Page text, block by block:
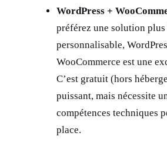
WordPress +
préférez une solution
personnalisable,
WooCommerce est une
C’est gratuit (hors
puissant, mais nécessite
compétences techniques
place.